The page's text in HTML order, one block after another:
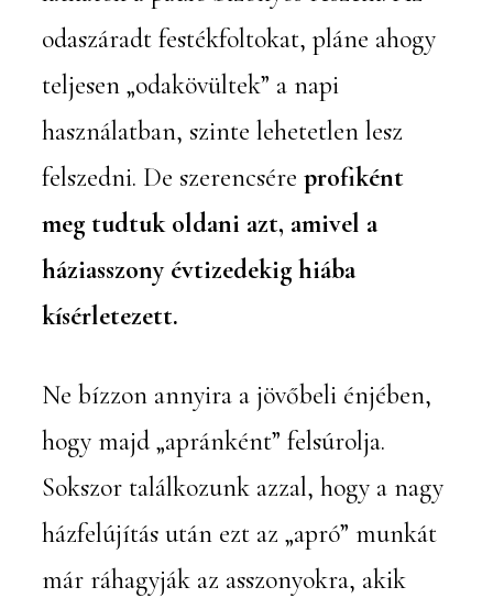
odaszáradt festékfoltokat, pláne ahogy
teljesen „odakövültek” a napi
használatban, szinte lehetetlen lesz
felszedni. De szerencsére profiként
meg tudtuk oldani azt, amivel a
háziasszony évtizedekig hiába
kísérletezett.
Ne bízzon annyira a jövőbeli énjében,
hogy majd „apránként” felsúrolja.
Sokszor találkozunk azzal, hogy a nagy
házfelújítás után ezt az „apró” munkát
már ráhagyják az asszonyokra, akik